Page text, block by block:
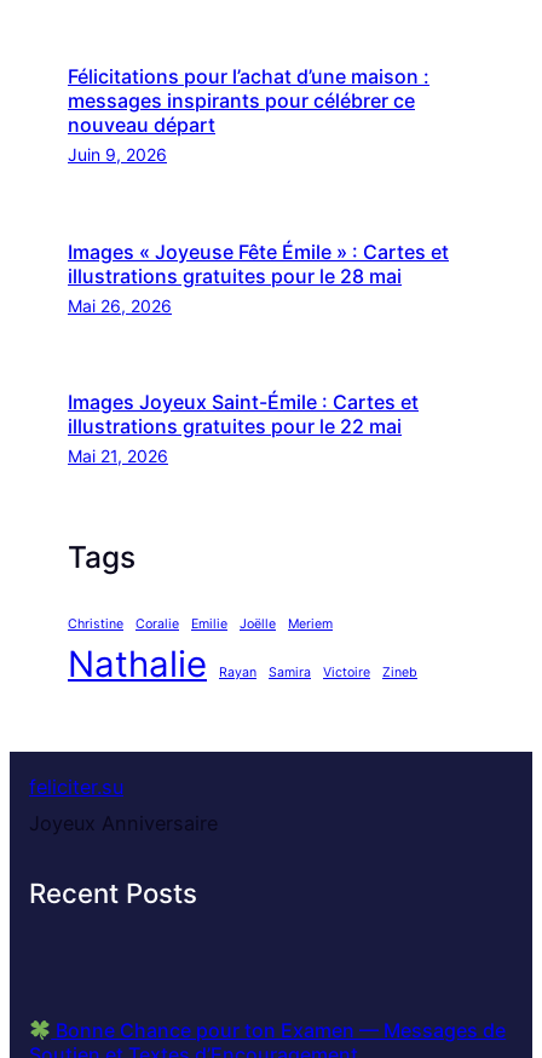
Félicitations pour l’achat d’une maison :
messages inspirants pour célébrer ce
nouveau départ
Juin 9, 2026
Images « Joyeuse Fête Émile » : Cartes et
illustrations gratuites pour le 28 mai
Mai 26, 2026
Images Joyeux Saint-Émile : Cartes et
illustrations gratuites pour le 22 mai
Mai 21, 2026
Tags
Christine Coralie Emilie Joëlle Meriem
Nathalie Rayan Samira Victoire Zineb
feliciter.su
Joyeux Anniversaire
Recent Posts
Bonne Chance pour ton Examen — Messages de